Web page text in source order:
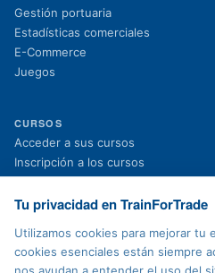
Gestión portuaria
Estadísticas comerciales
E-Commerce
Juegos
CURSOS
Acceder a sus cursos
Inscripción a los cursos
Proyectos en curso
Proyectos finalizados
Tu privacidad en TrainForTrade
Utilizamos cookies para mejorar tu
cookies esenciales están siempre